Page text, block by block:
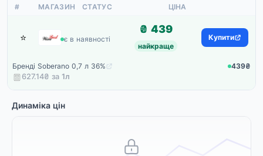
# МАГАЗИН СТАТУС ЦІНА
⭐ WineBest
є в наявності
₴ 439
найкраще
Купити
Бренді Soberano 0,7 л 36%
439₴
627.14₴ за 1л
Динаміка цін